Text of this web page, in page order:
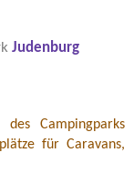
Judenburg
Campingparks
für Caravans,